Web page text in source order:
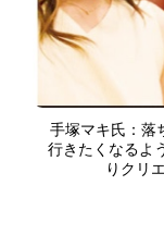
手塚マキ氏：落
行きたくなるよ
りクリ